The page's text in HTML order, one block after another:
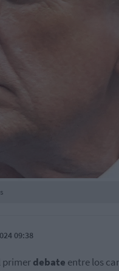
09:38
primerdebate entre los